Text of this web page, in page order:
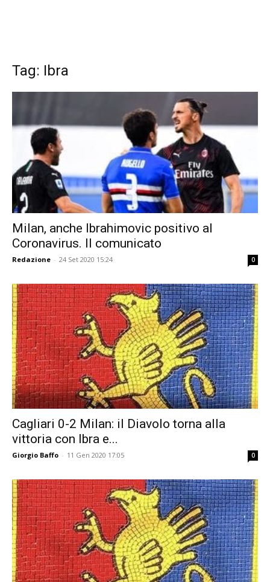
Tag: Ibra
Milan, anche Ibrahimovic positivo al
Coronavirus. Il comunicato
Redazione - 24 Set 2020 15:24 0
Cagliari 0-2 Milan: il Diavolo torna alla
vittoria con Ibra e...
Giorgio Baffo - 11 Gen 2020 17:05 0